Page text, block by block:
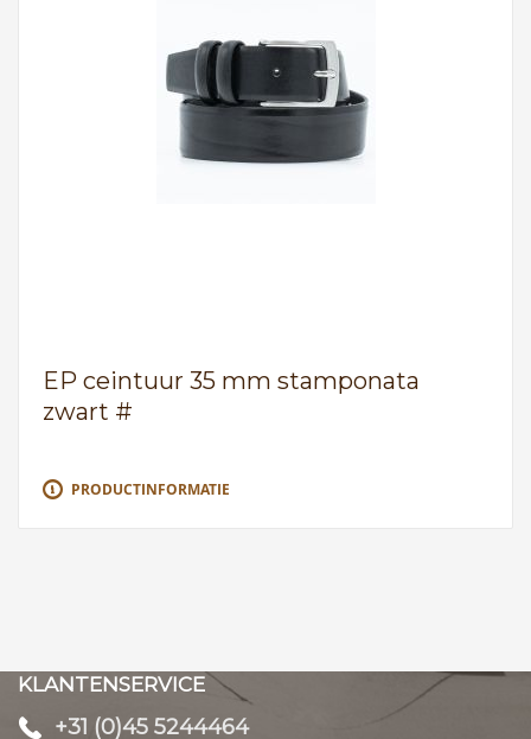
EP ceintuur 35 mm stamponata
zwart #
PRODUCTINFORMATIE
KLANTENSERVICE
+31 (0)45 5244464